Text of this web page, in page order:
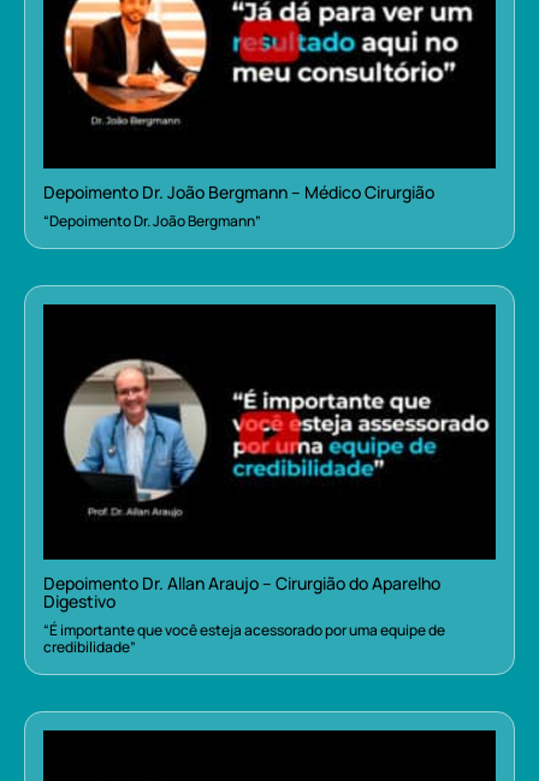
Depoimento Dr. João Bergmann – Médico Cirurgião
“Depoimento Dr. João Bergmann”
Depoimento Dr. Allan Araujo – Cirurgião do Aparelho
Digestivo
“É importante que você esteja acessorado por uma equipe de
credibilidade”